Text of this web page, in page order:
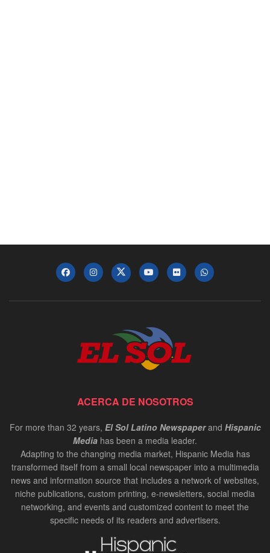
ACERCA DE NOSOTROS
For more than 32 years, El Sol Latino Newspaperand Hispanic
Media has been a media leader.
Adapting to the changing media market, Hispanic Media has
transformed itself from a small local newspaper into a multimedia
news and information source that includes a network of websites,
niche publications, custom printing, e-newsletters, social media
networking, and events and customized content to meet the
specific needs of its readers and advertisers.